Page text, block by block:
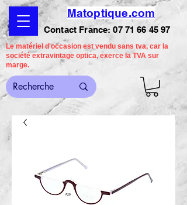
Matoptique.com
Contact France:07 71 66 45 97
Le matériel d'occasion est vendu sans tva, car la
société extravintage optica, exerce la TVA sur
marge.